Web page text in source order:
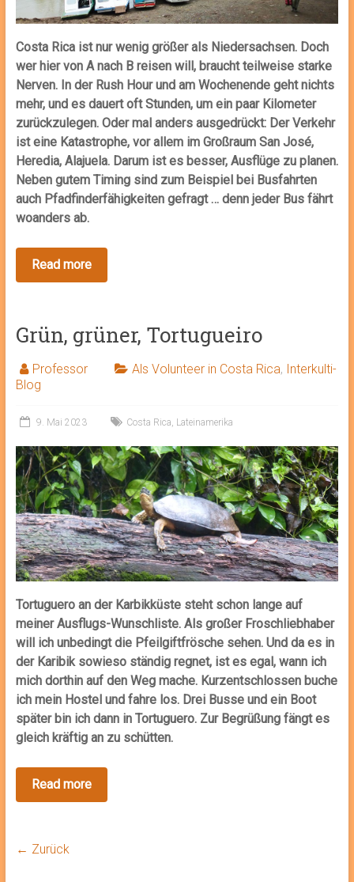
Costa Rica ist nur wenig größer als Niedersachsen. Doch
wer hier von A nach B reisen will, braucht teilweise starke
Nerven. In der Rush Hour und am Wochenende geht nichts
mehr, und es dauert oft Stunden, um ein paar Kilometer
zurückzulegen. Oder mal anders ausgedrückt: Der Verkehr
ist eine Katastrophe, vor allem im Großraum San José,
Heredia, Alajuela. Darum ist es besser, Ausflüge zu planen.
Neben gutem Timing sind zum Beispiel bei Busfahrten
auch Pfadfinderfähigkeiten gefragt … denn jeder Bus fährt
woanders ab.
Grün, grüner, Tortugueiro
Professor Als Volunteer in Costa Rica, Interkulti-
Blog
9. Mai 2023 Costa Rica, Lateinamerika
Tortuguero an der Karbikküste steht schon lange auf
meiner Ausflugs-Wunschliste. Als großer Froschliebhaber
will ich unbedingt die Pfeilgiftfrösche sehen. Und da es in
der Karibik sowieso ständig regnet, ist es egal, wann ich
mich dorthin auf den Weg mache. Kurzentschlossen buche
ich mein Hostel und fahre los. Drei Busse und ein Boot
später bin ich dann in Tortuguero. Zur Begrüßung fängt es
gleich kräftig an zu schütten.
← Zurück